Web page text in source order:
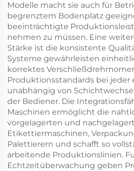
Modelle macht sie auch für
begrenztem Bodenplatz
beeinträchtigte
nehmen zu müssen. Eine
Stärke ist die konsistente
Systeme gewährleisten
korrektes
Produktionsstandards bei jeder
unabhängig von
der Bediener. Die
Maschinen ermöglicht die
vorgelagerten und
Etikettiermaschinen,
Palettierern und schafft so
arbeitende Produktionslinien.
Echtzeitüberwachung geben